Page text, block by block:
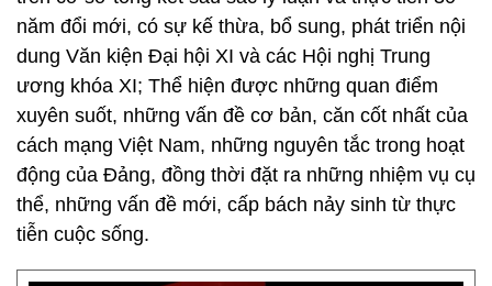
năm đổi mới, có sự kế thừa, bổ sung, phát triển nội
dung Văn kiện Đại hội XI và các Hội nghị Trung
ương khóa XI; Thể hiện được những quan điểm
xuyên suốt, những vấn đề cơ bản, căn cốt nhất của
cách mạng Việt Nam, những nguyên tắc trong hoạt
động của Đảng, đồng thời đặt ra những nhiệm vụ cụ
thể, những vấn đề mới, cấp bách nảy sinh từ thực
tiễn cuộc sống.